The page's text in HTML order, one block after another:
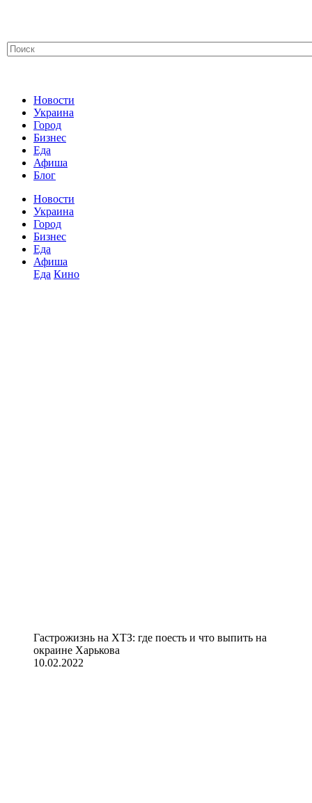
Новости
Украина
Город
Бизнес
Еда
Афиша
Блог
Новости
Украина
Город
Бизнес
Еда
Афиша
Еда Кино
Гастрожизнь на ХТЗ: где поесть и что выпить на
окраине Харькова
10.02.2022